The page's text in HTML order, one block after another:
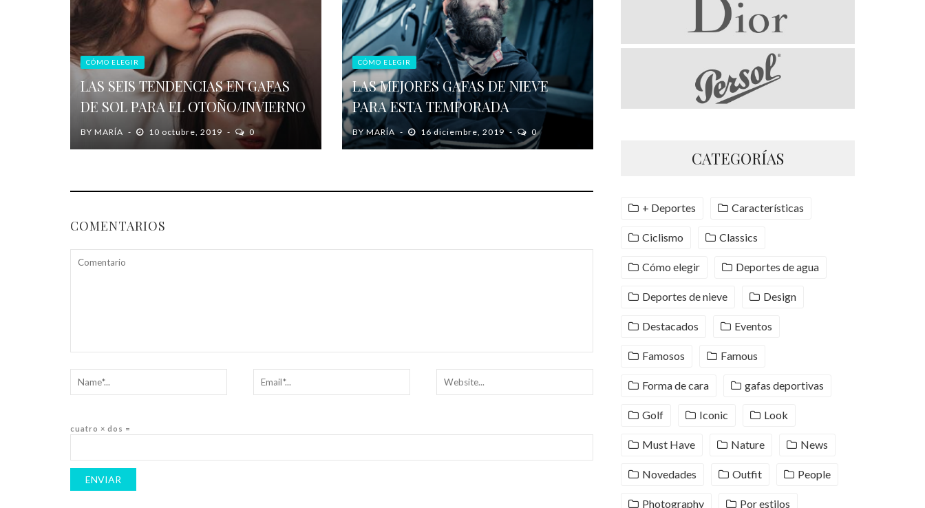
CÓMO ELEGIR
LAS SEIS TENDENCIAS EN GAFAS
DE SOL PARA EL OTOÑO/INVIERNO
BY MARÍA 10 octubre, 2019 0
CÓMO ELEGIR
LAS MEJORES GAFAS DE NIEVE
PARA ESTA TEMPORADA
BYMARÍA 16 diciembre, 2019 0
COMENTARIOS
cuatro × dos =
CATEGORÍAS
+ Deportes Características
Ciclismo Classics
Cómo elegir Deportes de agua
Deportes de nieve Design
Destacados Eventos
Famosos Famous
Forma de cara gafas deportivas
Golf Iconic Look
Must Have Nature News
Novedades Outfit People
Photography Por estilos